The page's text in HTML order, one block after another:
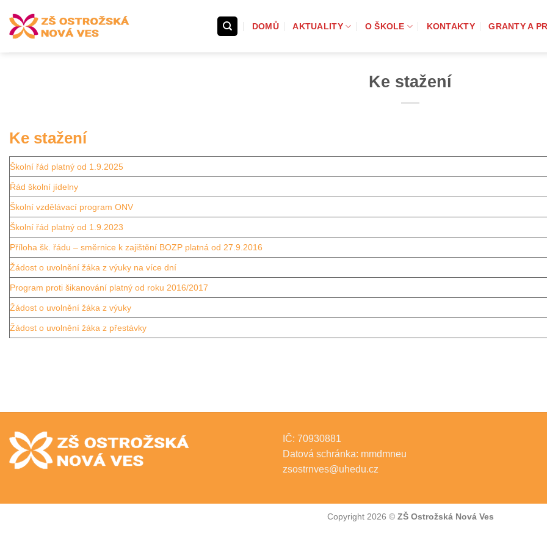
na
obsah
DOMŮ AKTUALITY O ŠKOLE KONTAKTY GRANTY A
Ke stažení
Ke stažení
Školní řád platný od 1.9.2025
Řád školní jídelny
Školní vzdělávací program ONV
Školní řád platný od 1.9.2023
Příloha šk. řádu – směrnice k zajištění BOZP platná od 27.9.2016
Žádost o uvolnění žáka z výuky na více dní
Program proti šikanování platný od roku 2016/2017
Žádost o uvolnění žáka z výuky
Žádost o uvolnění žáka z přestávky
IČ: 70930881
Datová schránka: mmdmneu
zsostrnves@uhedu.cz
Copyright 2026 © ZŠ Ostrožská Nová Ves